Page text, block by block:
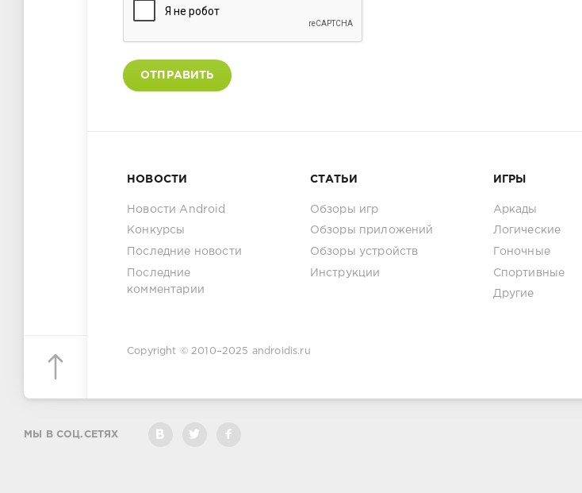
ОТПРАВИТЬ
НОВОСТИ
Новости Android
Конкурсы
Последние новости
Последние
комментарии
СТАТЬИ
Обзоры игр
Обзоры приложений
Обзоры устройств
Инструкции
ИГРЫ
Аркады
Логические
Гоночные
Спортивные
Другие
Copyright © 2010–2025 androidis.ru
МЫ В СОЦ.СЕТЯХ